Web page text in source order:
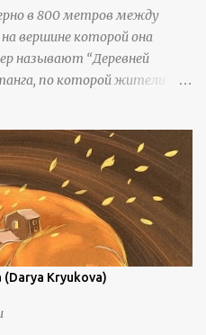
в 800 метров между
вершине которой она
называют “Деревней
по которой жители
перилами, и
деревни было улучшено.
занимает до 4
их предки мигрировали
что в этом месте
среда, подходящие для
хозяйства и разведения
С тех пор особая
Kryukova)